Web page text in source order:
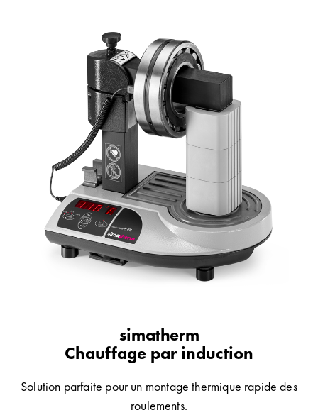
simatherm
Chauffage par induction
Solution parfaite pour un montage thermique rapide des
roulements.